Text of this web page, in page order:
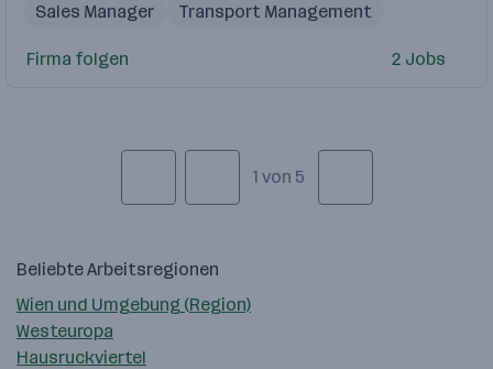
Sales Manager
Transport Management
Trainee Programm
Firma folgen 2 Jobs
1 von 5
Beliebte Arbeitsregionen
Wien und Umgebung (Region)
Westeuropa
Hausruckviertel